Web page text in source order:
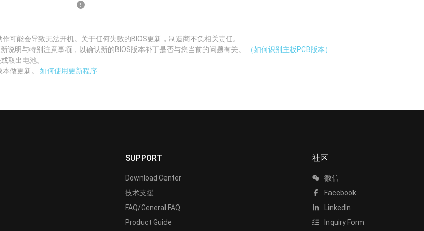
可能会导致无法开机。关于任何失败的BIOS更新，制造商不负相关责任。
说明与特别注意事项，以确认新的BIOS版本补丁是否与您当前的问题有关。
（如何识别主板PCB版本）
取出电池。
做更新。 如何使用更新程序
SUPPORT
Download Center
技术支援
FAQ/General FAQ
Product Guide
社区
微信
Facebook
LinkedIn
Inquiry Form